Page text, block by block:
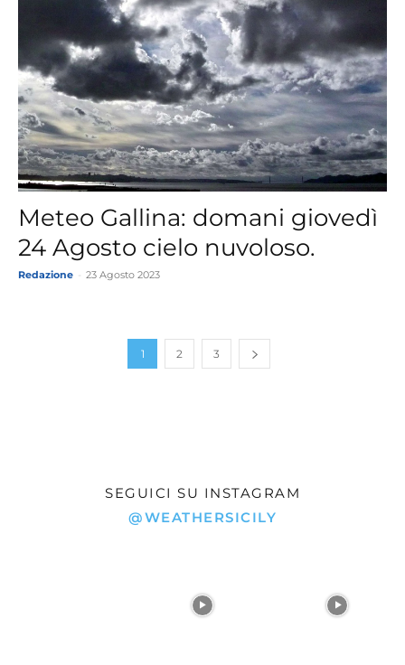
Meteo Gallina: domani giovedì
24 Agosto cielo nuvoloso.
Redazione 23 Agosto 2023
1 2 3
SEGUICI SU INSTAGRAM
@WEATHERSICILY